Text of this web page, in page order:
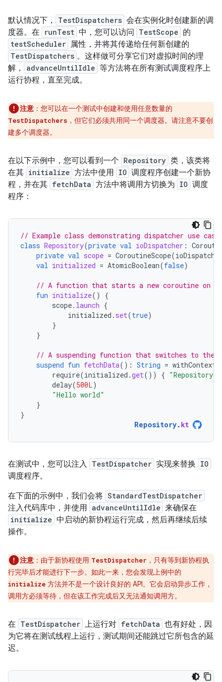
默认情况下， TestDispatchers 会在实例化时创建新的调
度器。在 runTest 中，您可以访问 TestScope 的
testScheduler 属性，并将其传递给任何新创建的
TestDispatchers 。这样做可分享它们对虚拟时间的理
解，
advanceUntilIdle 等方法将在所有测试调度程序上
运行协程，直至完成。
注意 ：您可以在一个测试中创建和使用任意数量的
TestDispatchers ，但它们必须共用同一个调度器。请注意不要创
建多个调度器。
在以下示例中，您可以看到一个 Repository 类，该类将
在其 initialize 方法中使用 IO 调度程序创建一个新协
程，并在其 fetchData 方法中将调用方切换为 IO 调度
程序：
// Example class demonstrating dispatcher use
class Repository(private val ioDispatcher :
private val scope = CoroutineScope(
val initialized = AtomicBoolean(false)
// A function that starts a new coroutine on
fun initialize()
{
scope. launch {
initialized . set(true)
}
}
// A suspending function that switches to the
suspend fun fetchData(): String = withContext
require(initialized .get()) {
delay(500L)
"Hello world"
}
}
Repository. kt
在测试中，您可以注入 TestDispatcher 实现来替换 IO
调度程序。
在下面的示例中，我们会将 StandardTestDispatcher
注入代码库中，并使用 advanceUntilIdle 来确保在
initialize 中启动的新协程运行完成，然后再继续后续
操作。
注意 ：由于新协程使用 TestDispatcher ，只有等到新协程执
行完毕后才能进行下一步。如此一来，您会发现上例中的
initialize 方法并不是一个设计良好的 API。它会启动异步工作，
调用方必须等待，但在该工作完成后又无法通知调用方。
在 TestDispatcher 上运行对 fetchData 也有好处，因
为它将在测试线程上运行，测试期间还能跳过它所包含的延
迟。